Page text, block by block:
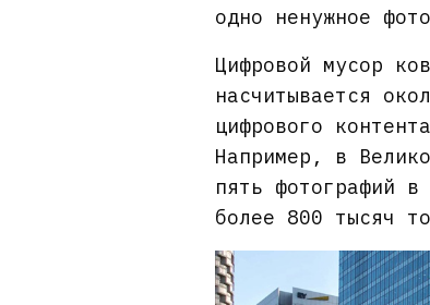
одно ненужное
Цифровой мусор
насчитывается
цифрового
Например, в
пять фотографий
более 800 тысяч